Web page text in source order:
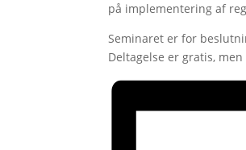
på implementering af
Seminaret er for
Deltagelse er gratis,